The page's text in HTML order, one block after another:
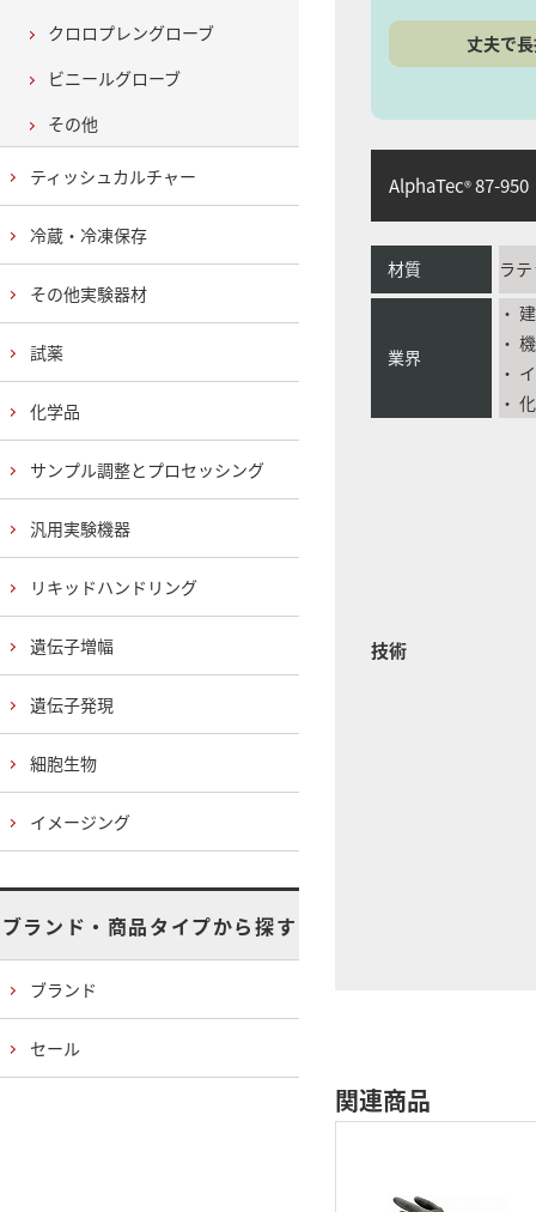
丈夫で
AlphaTec®87-950
材質 ラ
業界
・
・
・
・
技術
関連商品
クロロプレングローブ
ビニールグローブ
その他
ティッシュカルチャー
冷蔵・冷凍保存
その他実験器材
試薬
化学品
サンプル調整とプロセッシング
汎用実験機器
リキッドハンドリング
遺伝子増幅
遺伝子発現
細胞生物
イメージング
ブランド・商品タイプから探す
ブランド
セール